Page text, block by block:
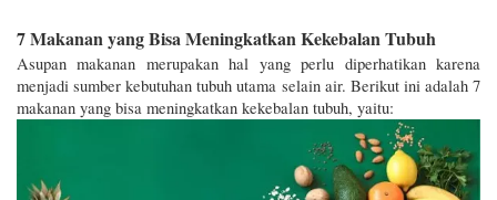
7 Makanan yang Bisa Meningkatkan Kekebalan Tubuh
Asupan makanan merupakan hal yang perlu diperhatikan karena
menjadi sumber kebutuhan tubuh utama selain air. Berikut ini adalah 7
makanan yang bisa meningkatkan kekebalan tubuh, yaitu: